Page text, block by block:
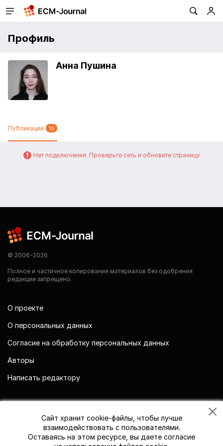
Профиль
Анна Пушина
Публикации 13
Нет подключения. Проверьте сеть и обновите страницу
© 2006-2026
Полное и частичное копирование материалов без одобрения
редакции запрещено.
О проекте
О персональных данных
Согласие на обработку персональных данных
Авторы
Написать редактору
Сайт хранит cookie-файлы, чтобы лучше
взаимодействовать с пользователями.
Оставаясь на этом ресурсе, вы даете согласие